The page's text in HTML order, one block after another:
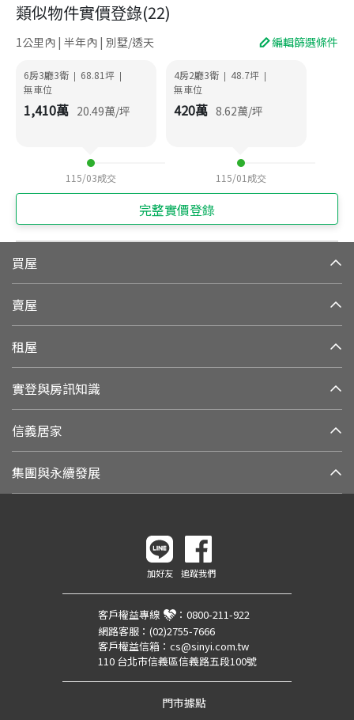
類似物件實價登錄(22)
1公里內 | 半年內 | 別墅/透天 編輯篩選條件
6房3廳3衛 | 68.81坪 |
無車位
1,410萬 20.49萬/坪
115/03成交
4房2廳3衛 | 48.7坪 |
無車位
420萬 8.62萬/坪
115/01 成交
完整實價登錄
買屋
賣屋
租屋
實登與房訊知識
信義居家
集團與永續發展
加好友 追蹤我們
客戶權益專線 ： 0800-211-922
網路客服： (02)2755-7666
客戶權益信箱： cs@sinyi.com.tw
110 台北市信義區信義路五段100號
門市據點